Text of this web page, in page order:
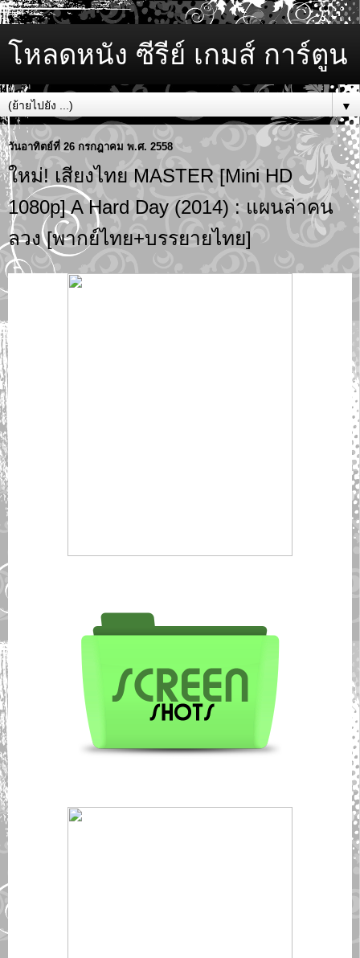
โหลดหนัง ซีรีย์ เกมส์ การ์ตูน
▼
วันอาทิตย์ที่ 26 กรกฎาคม พ.ศ. 2558
ใหม่! เสียงไทย MASTER [Mini HD
1080p] A Hard Day (2014) : แผนล่าคน
ลวง [พากย์ไทย+บรรยายไทย]